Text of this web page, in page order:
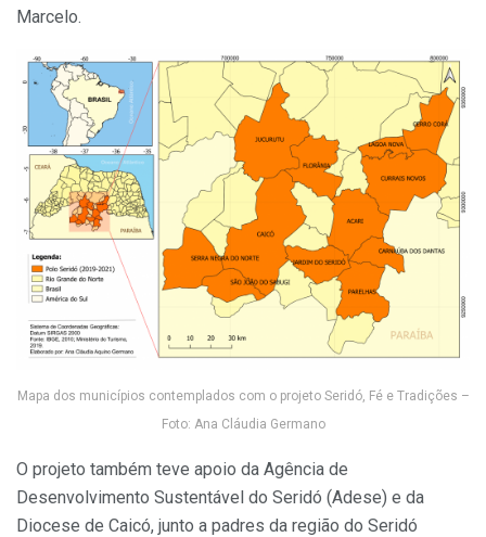
Marcelo.
Mapa dos municípios contemplados com o projeto Seridó, Fé e Tradições –
Foto: Ana Cláudia Germano
O projeto também teve apoio da Agência de
Desenvolvimento Sustentável do Seridó (Adese) e da
Diocese de Caicó, junto a padres da região do Seridó